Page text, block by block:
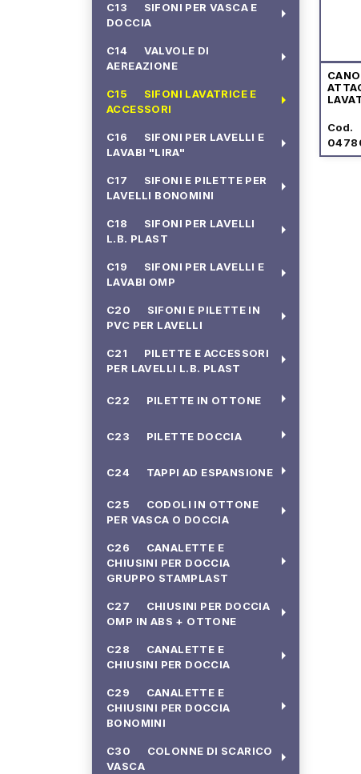
C13 SIFONI PER VASCA E
DOCCIA
arrow_right
C14 VALVOLE DI
AEREAZIONE
arrow_right
C15 SIFONI LAVATRICE E
ACCESSORI
arrow_right
C16 SIFONI PER LAVELLI E
LAVABI "LIRA"
arrow_right
C17 SIFONI E PILETTE PER
LAVELLI BONOMINI
arrow_right
C18 SIFONI PER LAVELLI
L.B. PLAST
arrow_right
C19 SIFONI PER LAVELLI E
LAVABI OMP
arrow_right
C20 SIFONI E PILETTE IN
PVC PER LAVELLI
arrow_right
C21 PILETTE E ACCESSORI
PER LAVELLI L.B. PLAST
arrow_right
C22 PILETTE IN OTTONE arrow_right
C23 PILETTE DOCCIA arrow_right
C24 TAPPI AD ESPANSIONE arrow_right
C25 CODOLI IN OTTONE
PER VASCA O DOCCIA
arrow_right
C26 CANALETTE E
CHIUSINI PER DOCCIA
GRUPPO STAMPLAST
arrow_right
C27 CHIUSINI PER DOCCIA
OMP IN ABS + OTTONE
arrow_right
C28 CANALETTE E
CHIUSINI PER DOCCIA
arrow_right
C29 CANALETTE E
CHIUSINI PER DOCCIA
BONOMINI
arrow_right
C30 COLONNE DI SCARICO
VASCA
arrow_right
Cod.